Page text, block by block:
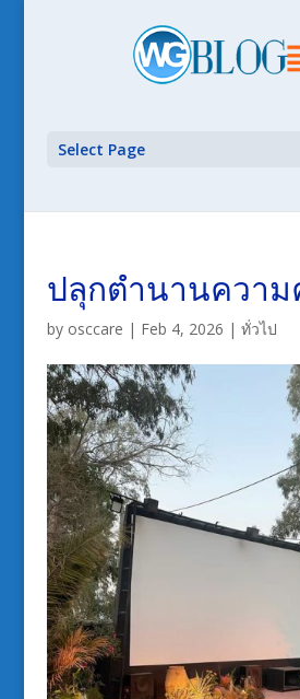
Select Page
ปลุกตำนานความ
by osccare | Feb 4, 2026 | ทั่วไป